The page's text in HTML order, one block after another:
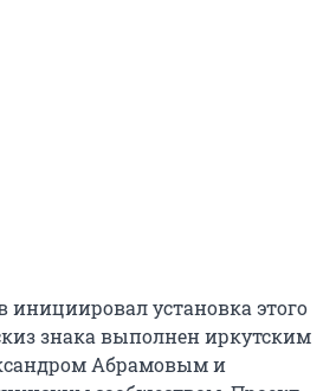
инициировал установка этого
знака выполнен иркутским
Абрамовым и